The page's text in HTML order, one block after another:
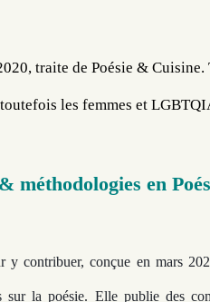
traite de Poésie &
les femmes et
méthodologies en P
y contribuer, conçue en mars
sur la poésie. Elle publie des